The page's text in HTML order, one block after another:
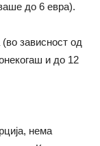
до 6 евра).
зависност од
и до 12
нема